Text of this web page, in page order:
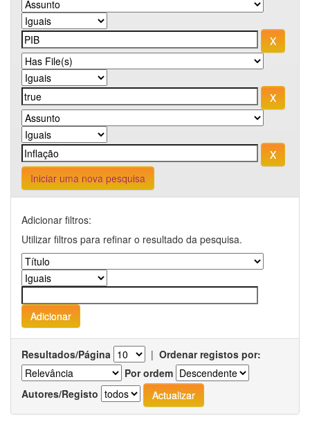
Iniciar uma nova pesquisa
Adicionar filtros:
Utilizar filtros para refinar o resultado da pesquisa.
Resultados/Página | Ordenar registos por:
Por ordem
Autores/Registo